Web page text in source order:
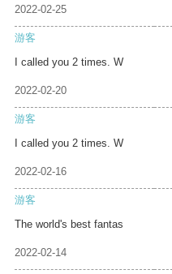
2022-02-25
游客
I called you 2 times. W
2022-02-20
游客
I called you 2 times. W
2022-02-16
游客
The world's best fantas
2022-02-14